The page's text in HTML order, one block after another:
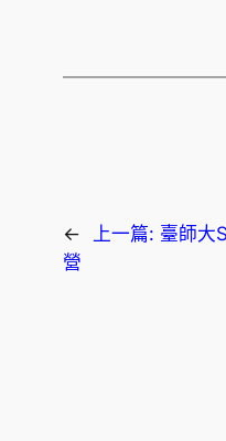
← 上一篇: 臺師大
營